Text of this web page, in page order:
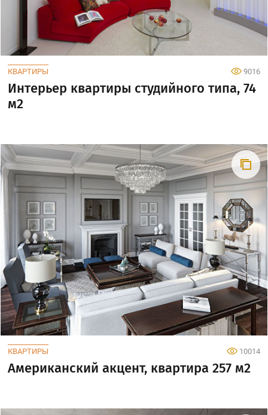
КВАРТИРЫ 9016
Интерьер квартиры студийного типа, 74
м2
КВАРТИРЫ 10014
Американский акцент, квартира 257 м2